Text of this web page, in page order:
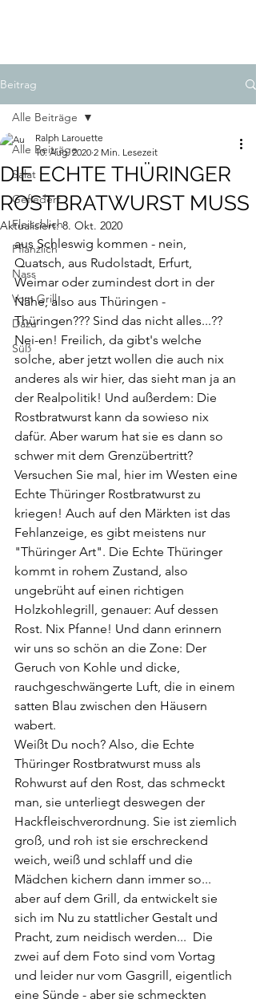
Beitrag
Alle Beiträge
Salat
Gefiedert
Fleischlich
Pflanzlich
Nass
Vom Grill
Dazu
Süß
Alle Beiträge
DIE ECHTE THÜRINGER
ROSTBRATWURST MUSS
Ralph Larouette
10. Aug. 2020 2 Min. Lesezeit
Aktualisiert:8. Okt. 2020
aus Schleswig kommen - nein,
Quatsch, aus Rudolstadt, Erfurt,
Weimar oder zumindest dort in der
Nähe, also aus Thüringen -
Thüringen??? Sind das nicht alles...??
Nei-en! Freilich, da gibt's welche
solche, aber jetzt wollen die auch nix
anderes als wir hier, das sieht man ja an
der Realpolitik! Und außerdem: Die
Rostbratwurst kann da sowieso nix
dafür. Aber warum hat sie es dann so
schwer mit dem Grenzübertritt?
Versuchen Sie mal, hier im Westen eine
Echte Thüringer Rostbratwurst zu
kriegen! Auch auf den Märkten ist das
Fehlanzeige, es gibt meistens nur
"Thüringer Art". Die Echte Thüringer
kommt in rohem Zustand, also
ungebrüht auf einen richtigen
Holzkohlegrill, genauer: Auf dessen
Rost. Nix Pfanne! Und dann erinnern
wir uns so schön an die Zone: Der
Geruch von Kohle und dicke,
rauchgeschwängerte Luft, die in einem
satten Blau zwischen den Häusern
wabert.
Weißt Du noch? Also, die Echte
Thüringer Rostbratwurst muss als
Rohwurst auf den Rost, das schmeckt
man, sie unterliegt deswegen der
Hackfleischverordnung. Sie ist ziemlich
groß, und roh ist sie erschreckend
weich, weiß und schlaff und die
Mädchen kichern dann immer so...
aber auf dem Grill, da entwickelt sie
sich im Nu zu stattlicher Gestalt und
Pracht, zum neidisch werden...  Die
zwei auf dem Foto sind vom Vortag
und leider nur vom Gasgrill, eigentlich
eine Sünde - aber sie schmeckten